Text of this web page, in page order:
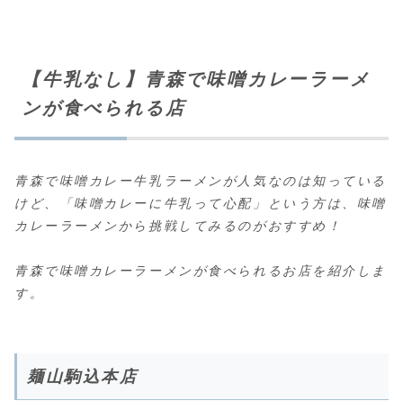
【牛乳なし】青森で味噌カレーラーメ
ンが食べられる店
青森で味噌カレー牛乳ラーメンが人気なのは知っている
けど、「味噌カレーに牛乳って心配」という方は、味噌
カレーラーメンから挑戦してみるのがおすすめ！
青森で味噌カレーラーメンが食べられるお店を紹介しま
す。
麺山駒込本店